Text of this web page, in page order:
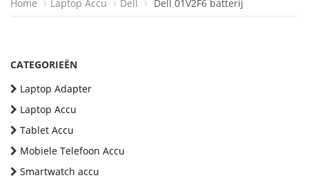
Home Laptop Accu Dell Dell 01V2F6 batterij
CATEGORIEËN
Laptop Adapter
Laptop Accu
Tablet Accu
Mobiele Telefoon Accu
Smartwatch accu